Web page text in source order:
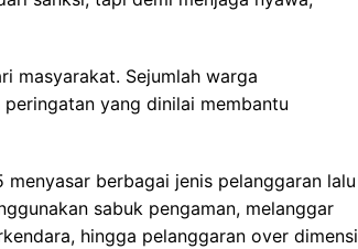
masyarakat. Sejumlah warga
yang dinilai membantu
berbagai jenis pelanggaran lalu
sabuk pengaman, melanggar
hingga pelanggaran over dimensi